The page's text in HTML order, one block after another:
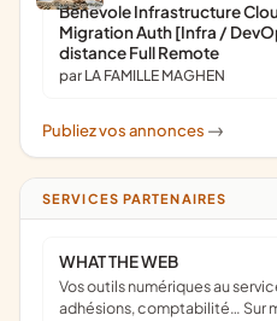
Bénévole Infrastructure
Migration Auth [Infra /
distance Full Remote
par LA FAMILLE MAGHEN
Publiez vos annonces ->
SERVICES PARTENAIRES
WHAT THE WEB
Vos outils numériques au service de votre mission : site web,
adhésions, comptabilité… Sur